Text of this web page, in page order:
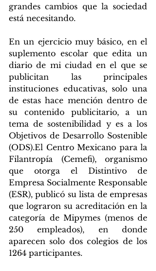
grandes cambios que la sociedad
está necesitando.
En un ejercicio muy básico, en el
suplemento escolar que edita un
diario de mi ciudad en el que se
publicitan las principales
instituciones educativas, solo una
de estas hace mención dentro de
su contenido publicitario, a un
tema de sostenibilidad y es a los
Objetivos de Desarrollo Sostenible
(ODS).El Centro Mexicano para la
Filantropía (Cemefi), organismo
que otorga el Distintivo de
Empresa Socialmente Responsable
(ESR), publicó su lista de empresas
que lograron su acreditación en la
categoría de Mipymes (menos de
250 empleados), en donde
aparecen solo dos colegios de los
1264 participantes.